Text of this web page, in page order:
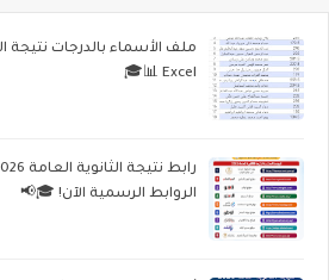
Excel 📊🎓
الروابط الرسمية الآن! 🎓📢